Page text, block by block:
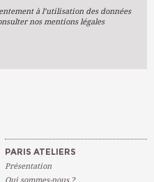
à l’utilisation des données
nos mentions légales
PARIS ATELIERS
Présentation